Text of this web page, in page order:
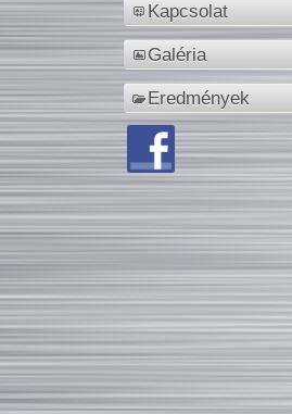
Kapcsolat
Galéria
Eredmények